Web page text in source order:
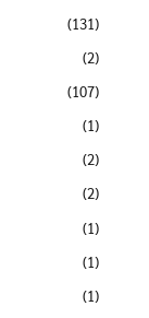
(131)
(2)
(107)
(1)
(2)
(2)
(1)
(1)
(1)